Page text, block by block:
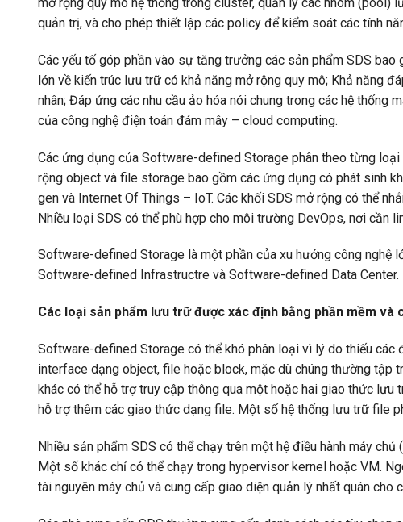
quản trị, và cho phép thiết lập các policy để kiểm soát các tính
Các yếu tố góp phần vào sự tăng trưởng các sản phẩm SDS
lớn về kiến ​​trúc lưu trữ có khả năng mở rộng quy mô; Khả năng
nhân; Đáp ứng các nhu cầu ảo hóa nói chung trong các hệ thống
của công nghệ điện toán đám mây – cloud computing.
Các ứng dụng của Software-defined Storage phân theo từng
rộng object và file storage bao gồm các ứng dụng có phát sinh
gen và Internet Of Things – IoT. Các khối SDS mở rộng có thể
Nhiều loại SDS có thể phù hợp cho môi trường DevOps, nơi cần
Software-defined Storage là một phần của xu hướng công
Software-defined Infrastructre và Software-defined Data Center.
Các loại sản phẩm lưu trữ được xác định bằng phần mềm và
Software-defined Storage có thể khó phân loại vì lý do thiếu
interface dạng object, file hoặc block, mặc dù chúng thường tập
khác có thể hỗ trợ truy cập thông qua một hoặc hai giao thức
hỗ trợ thêm các giao thức dạng file. Một số hệ thống lưu trữ file
Nhiều sản phẩm SDS có thể chạy trên một hệ điều hành máy
Một số khác chỉ có thể chạy trong hypervisor kernel hoặc VM.
tài nguyên máy chủ và cung cấp giao diện quản lý nhất quán